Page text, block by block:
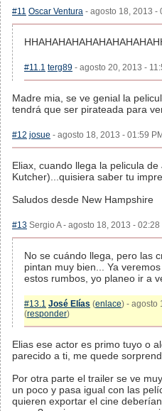
#11 Oscar Ventura - agosto 18, 2013 -
#11.1 terg89 - agosto 20, 2013 -
Madre mia, se ve genial la
tendrá que ser pirateada para
#12 josue - agosto 18, 2013 - 01:59
Eliax, cuando llega la pelicula
Kutcher)...quisiera saber tu
Saludos desde New Hampshire
#13 Sergio A - agosto 18, 2013 -
No se cuándo llega, pero las
pintan muy bien... Ya
estos rumbos, yo planeo ir a
#13.1 José Elías (enlace) - agosto
(responder)
Elias ese actor es primo tuyo o
parecido a ti, me quede
Por otra parte el trailer se ve
un poco y pasa igual con las
quieren exportar el cine